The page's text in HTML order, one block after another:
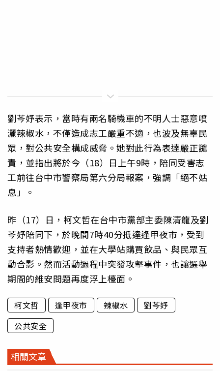
劉芩妤表示，當時有兩名騎機車的不明人士惡意噴
灑辣椒水，不僅造成志工嚴重不適，也波及無辜民
眾，對公共安全構成威脅。她對此行為表達嚴正譴
責，並指出將於今（18）日上午9時，陪同受害志
工前往台中市警察局第六分局報案，強調「絕不姑
息」。
昨（17）日，柯文哲在台中市黨部主委陳清龍及劉
芩妤陪同下，於晚間7時40分抵達逢甲夜市，受到
支持者熱情歡迎，並在大學站購買飲品、與民眾互
動合影。然而活動過程中突發攻擊事件，也讓選舉
期間的維安問題再度浮上檯面。
柯文哲 逢甲夜市 辣椒水
劉芩妤
公共安全
相關文章